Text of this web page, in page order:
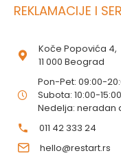
REKLAMACIJE I
Koče Popovića 4,
11 000 Beograd
Pon-Pet: 09:00-
Subota: 10:00-15:00
Nedelja: neradan
011 42 333 24
hello@restart.rs